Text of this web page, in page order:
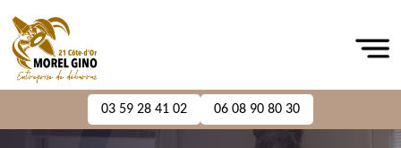
03 59 28 41 02 06 08 90 80 30